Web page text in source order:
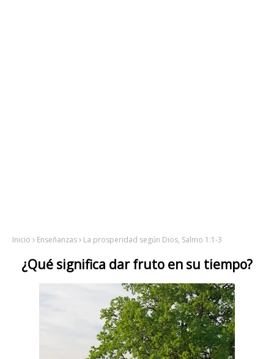
Inicio Enseñanzas La prosperidad según Dios, Salmo 1:1-3
¿Qué significa dar fruto en su tiempo?